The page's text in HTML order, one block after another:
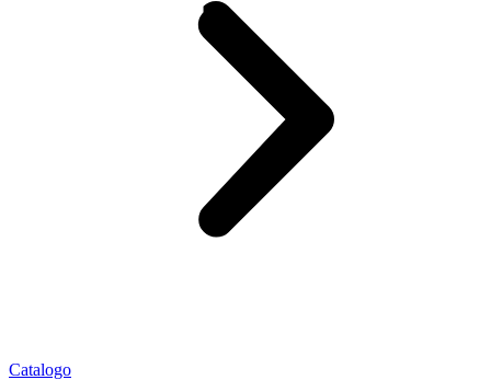
Catalogo